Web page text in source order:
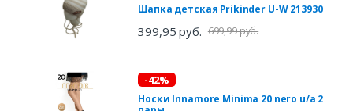
Шапка детская Prikinder U-W 213930
399,95 руб. 699,99 руб.
-42%
Носки Innamore Minima 20 nero u/a 2